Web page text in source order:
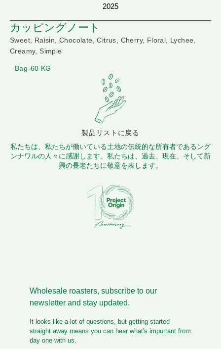
2025
カッピングノート
Sweet, Raisin, Chocolate, Citrus, Cherry, Floral, Lychee,
Creamy, Simple
Bag-60 KG
製品リストに戻る
私たちは、私たちが働いている土地の伝統的な所有者であるング
ンナワルの人々に感謝します。私たちは、過去、現在、そして新
興の長老たちに敬意を表します。